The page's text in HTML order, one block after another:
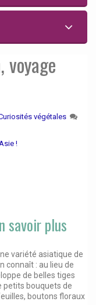
végétales
savoir plus
variété asiatique de
connaît : au lieu de
de belles tiges
petits bouquets de
boutons floraux